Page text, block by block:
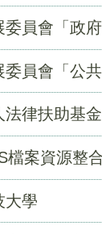
員會「政府
員會「公共政策
法律扶助基
檔案資源整
大學